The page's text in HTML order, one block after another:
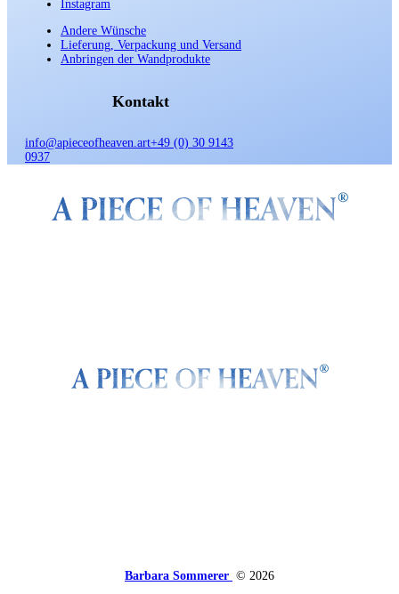
Instagram
Andere Wünsche
Lieferung, Verpackung und Versand
Anbringen der Wandprodukte
Kontakt
info@apieceofheaven.art+49 (0) 30 9143
0937
Barbara Sommerer © 2026